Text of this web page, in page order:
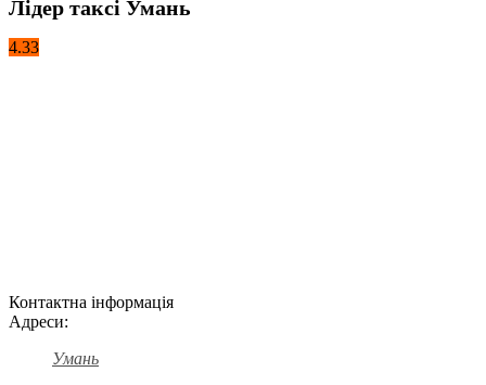
Лідер таксі Умань
4.33
Контактна інформація
Адреси:
Умань